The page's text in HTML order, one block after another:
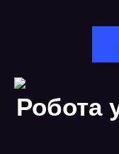
Робота